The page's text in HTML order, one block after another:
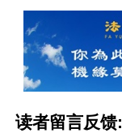
读者留言反馈: